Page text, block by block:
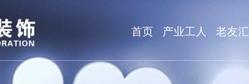
首页 产业工人 老友汇